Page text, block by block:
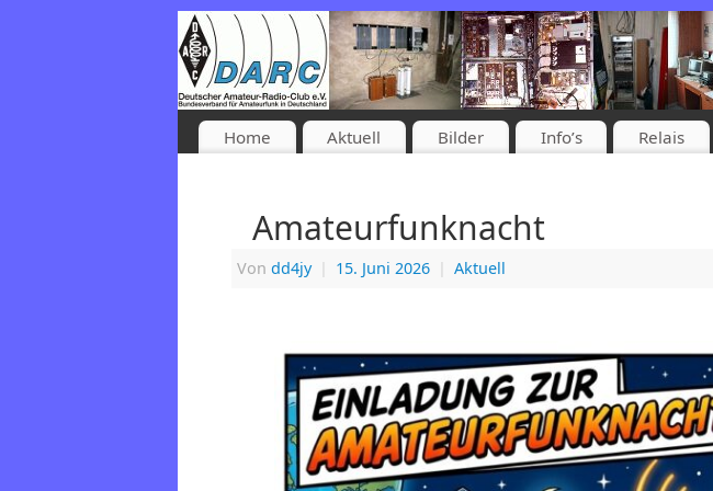
Home Aktuell Bilder Info’s Relais
Amateurfunknacht
Von dd4jy 15. Juni 2026 Aktuell